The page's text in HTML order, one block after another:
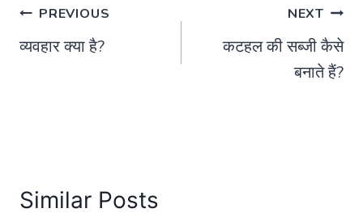
Post
navigation
PREVIOUS
व्यवहार क्या है?
NEXT
कटहल की सब्जी कैसे
बनाते हैं?
Similar Posts